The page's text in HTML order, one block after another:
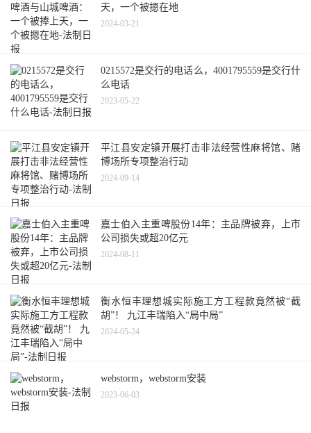
天，一个被摁在地
2024-03-21
0215572是交行的电话么，4001795559是交行什
么电话
2023-05-22
平江县安定镇开展打击非法经营性麻将馆、赌
博场所专项整治行动
2024-09-14
嘉士伯入主重啤股份14年：主品牌被弃，上市
公司损失或超20亿元
2024-08-11
衡水恒丰理想城实际施工方工程款竟然被“截
胡”！ 九江丰瑞陷入“局中局”
2024-05-24
webstorm，webstorm安装
2023-06-03